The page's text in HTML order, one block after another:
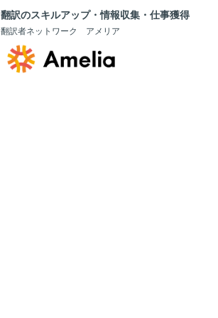
翻訳のスキルアップ・情報収集・仕事獲得
翻訳者ネットワーク アメリア